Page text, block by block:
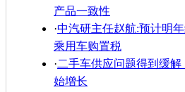
产品一致性
·中汽研主任赵航:预计明
乘用车购置税
·二手车供应问题得到缓解
始增长